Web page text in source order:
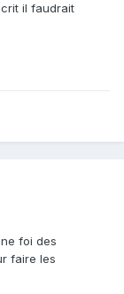
il faudrait
foi des
faire les